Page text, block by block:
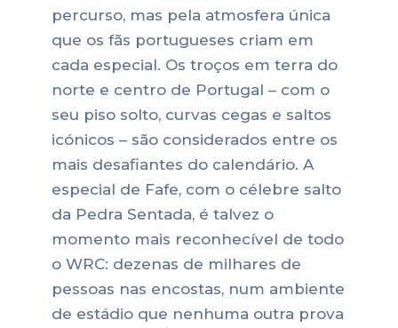
percurso, mas pela atmosfera única
que os fãs portugueses criam em
cada especial. Os troços em terra do
norte e centro de Portugal – com o
seu piso solto, curvas cegas e saltos
icónicos – são considerados entre os
mais desafiantes do calendário. A
especial de Fafe, com o célebre salto
da Pedra Sentada, é talvez o
momento mais reconhecível de todo
o WRC: dezenas de milhares de
pessoas nas encostas, num ambiente
de estádio que nenhuma outra prova